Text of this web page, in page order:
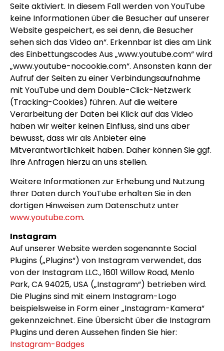
Seite aktiviert. In diesem Fall werden von YouTube
keine Informationen über die Besucher auf unserer
Website gespeichert, es sei denn, die Besucher
sehen sich das Video an“. Erkennbar ist dies am Link
des Einbettungscodes Aus „www.youtube.com“ wird
„www.youtube-nocookie.com“. Ansonsten kann der
Aufruf der Seiten zu einer Verbindungsaufnahme
mit YouTube und dem Double-Click-Netzwerk
(Tracking-Cookies) führen. Auf die weitere
Verarbeitung der Daten bei Klick auf das Video
haben wir weiter keinen Einfluss, sind uns aber
bewusst, dass wir als Anbieter eine
Mitverantwortlichkeit haben. Daher können Sie ggf.
Ihre Anfragen hierzu an uns stellen.
Weitere Informationen zur Erhebung und Nutzung
Ihrer Daten durch YouTube erhalten Sie in den
dortigen Hinweisen zum Datenschutz unter
www.youtube.com.
Instagram
Auf unserer Website werden sogenannte Social
Plugins („Plugins“) von Instagram verwendet, das
von der Instagram LLC., 1601 Willow Road, Menlo
Park, CA 94025, USA („Instagram“) betrieben wird.
Die Plugins sind mit einem Instagram-Logo
beispielsweise in Form einer „Instagram-Kamera“
gekennzeichnet. Eine Übersicht über die Instagram
Plugins und deren Aussehen finden Sie hier:
Instagram-Badges